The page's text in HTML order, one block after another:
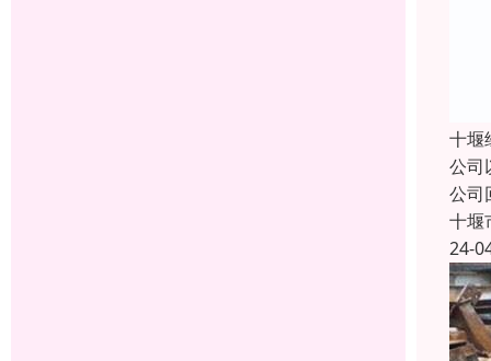
十堰
公司
公司
十堰
24-